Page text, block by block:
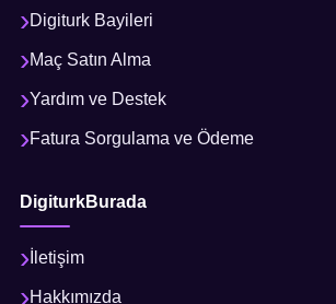
Digiturk Bayileri
Maç Satın Alma
Yardım ve Destek
Fatura Sorgulama ve Ödeme
DigiturkBurada
İletişim
Hakkımızda